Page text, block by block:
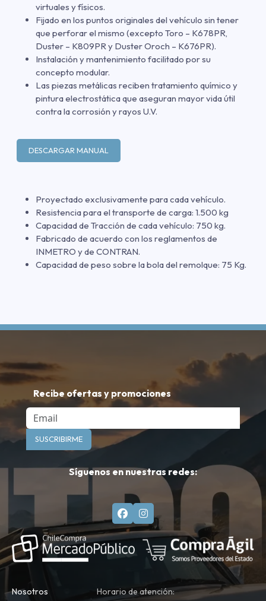
virtuales y físicos.
Fijado en los puntos originales del vehículo sin tener
que perforar el mismo (excepto Toro – K678PR,
Duster – K809PR y Duster Oroch – K676PR).
Instalación y mantenimiento facilitado por su
concepto modular.
Las piezas metálicas reciben tratamiento químico y
pintura electrostática que aseguran mayor vida útil
contra la corrosión y rayos U.V.
DESCARGAR MANUAL
Proyectado exclusivamente para cada vehículo.
Resistencia para el transporte de carga: 1.500 kg
Capacidad de Tracción de cada vehículo: 750 kg.
Fabricado de acuerdo con los reglamentos de
INMETRO y de CONTRAN.
Capacidad de peso sobre la bola del remolque: 75 Kg.
Recibe ofertas y promociones
Email
SUSCRIBIRME
Síguenos en nuestras redes:
Nosotros
Horario de atención: